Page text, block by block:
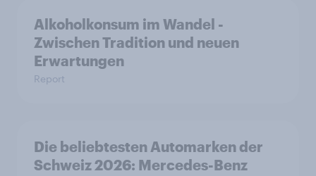
Alkoholkonsum im Wandel​ -
Zwischen Tradition und neuen
Erwartungen
Report
Die beliebtesten Automarken der
Schweiz 2026: Mercedes-Benz